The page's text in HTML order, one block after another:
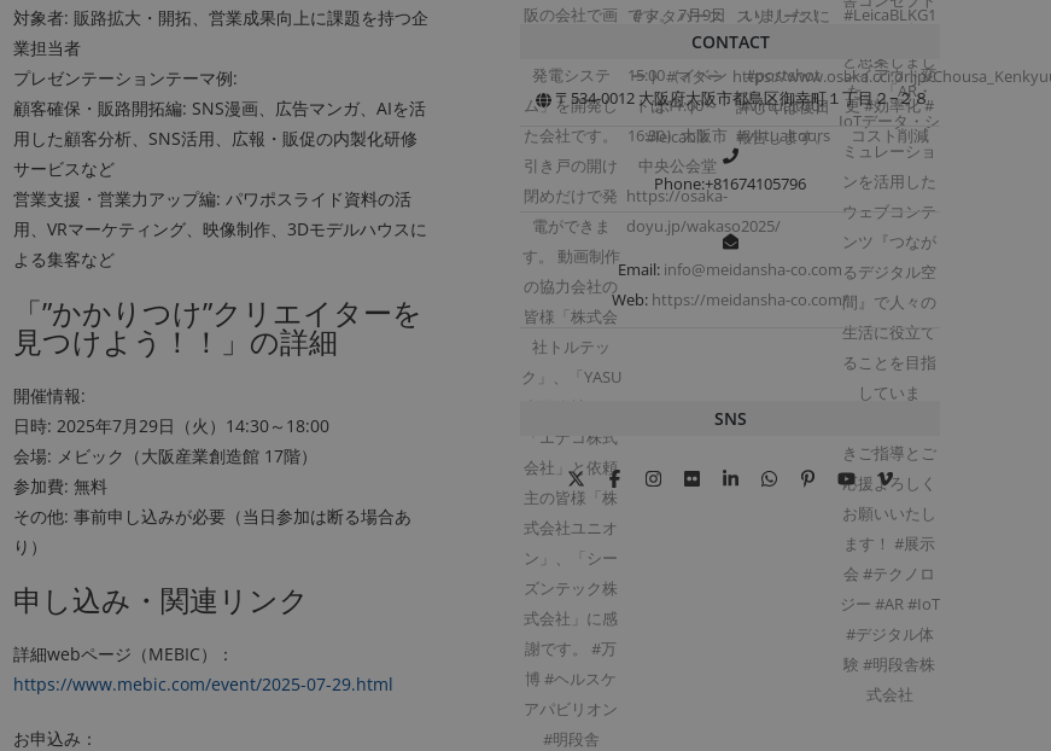
対象者: 販路拡大・開拓、営業成果向上に課題を持つ企
業担当者
プレゼンテーションテーマ例:
顧客確保・販路開拓編: SNS漫画、広告マンガ、AIを活
用した顧客分析、SNS活用、広報・販促の内製化研修
サービスなど
営業支援・営業力アップ編: パワポスライド資料の活
用、VRマーケティング、映像制作、3Dモデルハウスに
よる集客など
「”かかりつけ”クリエイターを
見つけよう！！」の詳細
開催情報:
日時: 2025年7月29日（火）14:30～18:00
会場: メビック（大阪産業創造館 17階）
参加費: 無料
その他: 事前申し込みが必要（当日参加は断る場合あ
り）
申し込み・関連リンク
詳細webページ（MEBIC）：
https://www.mebic.com/event/2025-07-29.html
お申込み：
CONTACT
〒534-0012 大阪府大阪市都島区御幸町１丁目２−２８
Phone:+81674105796
Email: info@meidansha-co.com
Web: https://meidansha-co.com/
SNS